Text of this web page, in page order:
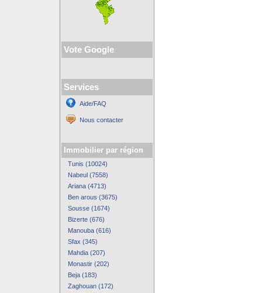
Vote Google
Services
Aide/FAQ
Nous contacter
Immobilier par région
Tunis (10024)
Nabeul (7558)
Ariana (4713)
Ben arous (3675)
Sousse (1674)
Bizerte (676)
Manouba (616)
Sfax (345)
Mahdia (207)
Monastir (202)
Beja (183)
Zaghouan (172)